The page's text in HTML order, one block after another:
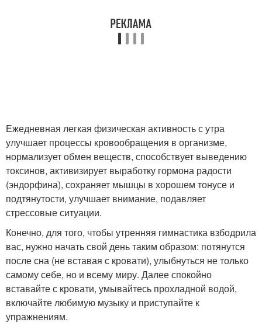
Ежедневная легкая физическая активность с утра
улучшает процессы кровообращения в организме,
нормализует обмен веществ, способствует выведению
токсинов, активизирует выработку гормона радости
(эндорфина), сохраняет мышцы в хорошем тонусе и
подтянутости, улучшает внимание, подавляет
стрессовые ситуации.
Конечно, для того, чтобы утренняя гимнастика взбодрила
вас, нужно начать свой день таким образом: потянутся
после сна (не вставая с кровати), улыбнуться не только
самому себе, но и всему миру. Далее спокойно
вставайте с кровати, умывайтесь прохладной водой,
включайте любимую музыку и приступайте к
упражнениям.